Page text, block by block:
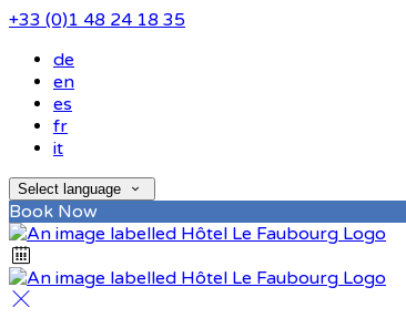
+33 (0)1 48 24 18 35
de
en
es
fr
it
Select language
Book Now